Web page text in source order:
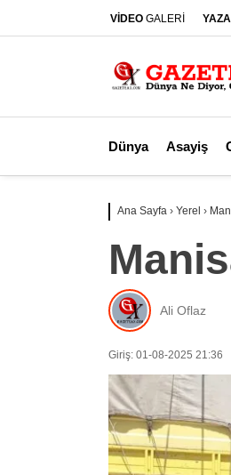
VİDEO GALERİ
Dünya Asayiş
Ana Sayfa › Yerel ›
Ali Oflaz
Giriş: 01-08-2025 21:36